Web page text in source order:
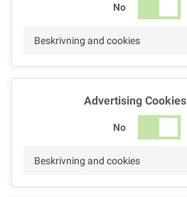
No
Beskrivning and cookies
Advertising Cookies
No
Beskrivning and cookies